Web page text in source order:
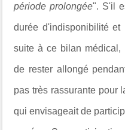
période prolongée". S'il
durée d'indisponibilité
suite à ce bilan médical,
de rester allongé
pas très rassurante pour
qui envisageait de